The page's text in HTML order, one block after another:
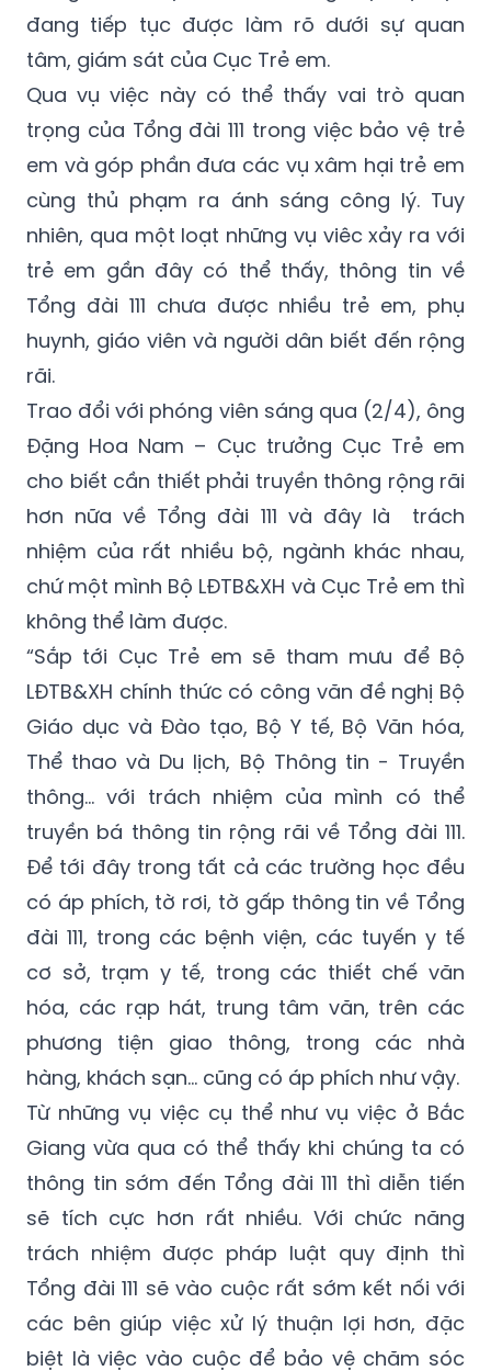
Qua vụ việc này có thể thấy vai trò quan
trọng của Tổng đài 111 trong việc bảo vệ trẻ
em và góp phần đưa các vụ xâm hại trẻ em
cùng thủ phạm ra ánh sáng công lý. Tuy
nhiên, qua một loạt những vụ viêc xảy ra với
trẻ em gần đây có thể thấy, thông tin về
Tổng đài 111 chưa được nhiều trẻ em, phụ
huynh, giáo viên và người dân biết đến rộng
rãi.
Trao đổi với phóng viên sáng qua (2/4), ông
Đặng Hoa Nam – Cục trưởng Cục Trẻ em
cho biết cần thiết phải truyền thông rộng rãi
hơn nữa về Tổng đài 111 và đây là trách
nhiệm của rất nhiều bộ, ngành khác nhau,
chứ một mình Bộ LĐTB&XH và Cục Trẻ em thì
không thể làm được.
“Sắp tới Cục Trẻ em sẽ tham mưu để Bộ
LĐTB&XH chính thức có công văn đề nghị Bộ
Giáo dục và Đào tạo, Bộ Y tế, Bộ Văn hóa,
Thể thao và Du lịch, Bộ Thông tin - Truyền
thông… với trách nhiệm của mình có thể
truyền bá thông tin rộng rãi về Tổng đài 111.
Để tới đây trong tất cả các trường học đều
có áp phích, tờ rơi, tờ gấp thông tin về Tổng
đài 111, trong các bệnh viện, các tuyến y tế
cơ sở, trạm y tế, trong các thiết chế văn
hóa, các rạp hát, trung tâm văn, trên các
phương tiện giao thông, trong các nhà
hàng, khách sạn… cũng có áp phích như vậy.
Từ những vụ việc cụ thể như vụ việc ở Bắc
Giang vừa qua có thể thấy khi chúng ta có
thông tin sớm đến Tổng đài 111 thì diễn tiến
sẽ tích cực hơn rất nhiều. Với chức năng
trách nhiệm được pháp luật quy định thì
Tổng đài 111 sẽ vào cuộc rất sớm kết nối với
các bên giúp việc xử lý thuận lợi hơn, đặc
biệt là việc vào cuộc để bảo vệ chăm sóc
nạn nhân. Chính phủ, Nhà nước đã dành cho